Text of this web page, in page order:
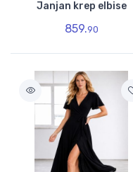
Janjan krep elbise
859.90